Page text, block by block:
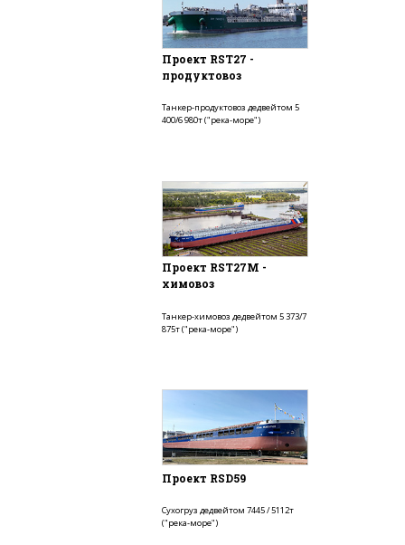
Проект RST27 -
продуктовоз
Танкер-продуктовоз дедвейтом 5
400/6 980т ("река-море")
Проект RST27M -
химовоз
Танкер-химовоз дедвейтом 5 373/7
875т ("река-море")
Проект RSD59
Сухогруз дедвейтом 7445 / 5112т
("река-море")